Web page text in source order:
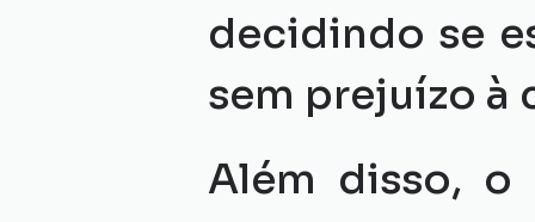
decidindo se
sem prejuízo à
Além disso, o